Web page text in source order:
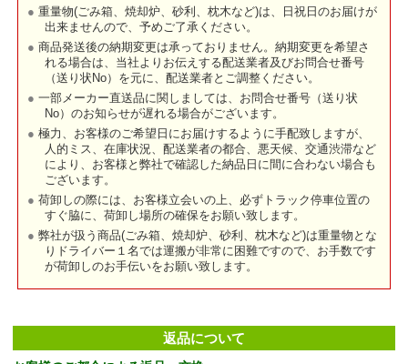
重量物(ごみ箱、焼却炉、砂利、枕木など)は、日祝日のお届けが
出来ませんので、予めご了承ください。
商品発送後の納期変更は承っておりません。納期変更を希望さ
れる場合は、当社よりお伝えする配送業者及びお問合せ番号
（送り状No）を元に、配送業者とご調整ください。
一部メーカー直送品に関しましては、お問合せ番号（送り状
No）のお知らせが遅れる場合がございます。
極力、お客様のご希望日にお届けするように手配致しますが、
人的ミス、在庫状況、配送業者の都合、悪天候、交通渋滞など
により、お客様と弊社で確認した納品日に間に合わない場合も
ございます。
荷卸しの際には、お客様立会いの上、必ずトラック停車位置の
すぐ脇に、荷卸し場所の確保をお願い致します。
弊社が扱う商品(ごみ箱、焼却炉、砂利、枕木など)は重量物とな
りドライバー１名では運搬が非常に困難ですので、お手数です
が荷卸しのお手伝いをお願い致します。
返品について